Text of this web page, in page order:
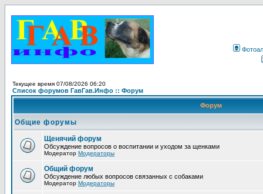
Текущее время 07/08/2026 06:20
Список форумов ГавГав.Инфо :: Форум
Форум
Общие форумы
Щенячий форум
Обсуждение вопросов о воспитании и уходом за щенками
Модератор Модераторы
Общий форум
Обсуждение любых вопросов связанных с собаками
Модератор Модераторы